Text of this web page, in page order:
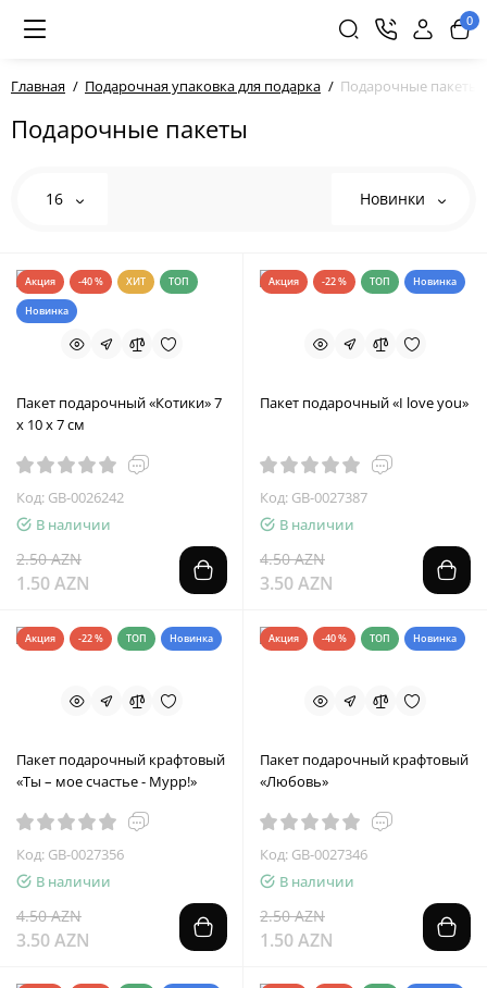
0
Главная Подарочная упаковка для подарка Подарочные пакеты
Подарочные пакеты
16 Новинки
Акция -40 % ХИТ ТОП
Новинка
Пакет подарочный «Котики» 7
х 10 х 7 см
Код: GB-0026242
В наличии
2.50 AZN
1.50 AZN
Акция -22 % ТОП Новинка
Пакет подарочный «I love you»
Код: GB-0027387
В наличии
4.50 AZN
3.50 AZN
Акция -22 % ТОП Новинка
Пакет подарочный крафтовый
«Ты – мое счастье - Мурр!»
Код: GB-0027356
В наличии
4.50 AZN
3.50 AZN
Акция -40 % ТОП Новинка
Пакет подарочный крафтовый
«Любовь»
Код: GB-0027346
В наличии
2.50 AZN
1.50 AZN